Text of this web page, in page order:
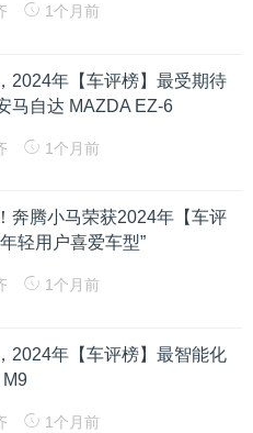
1个月前
2024年【车评榜】最受期待
马自达 MAZDA EZ-6
1个月前
奔腾小马荣获2024年【车评
轻用户喜爱车型”
1个月前
2024年【车评榜】最智能化
M9
1个月前